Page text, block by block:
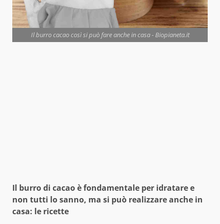
Il burro cacao così si può fare anche in casa - Biopianeta.it
Il burro di cacao è fondamentale per idratare e
non tutti lo sanno, ma si può realizzare anche in
casa: le ricette